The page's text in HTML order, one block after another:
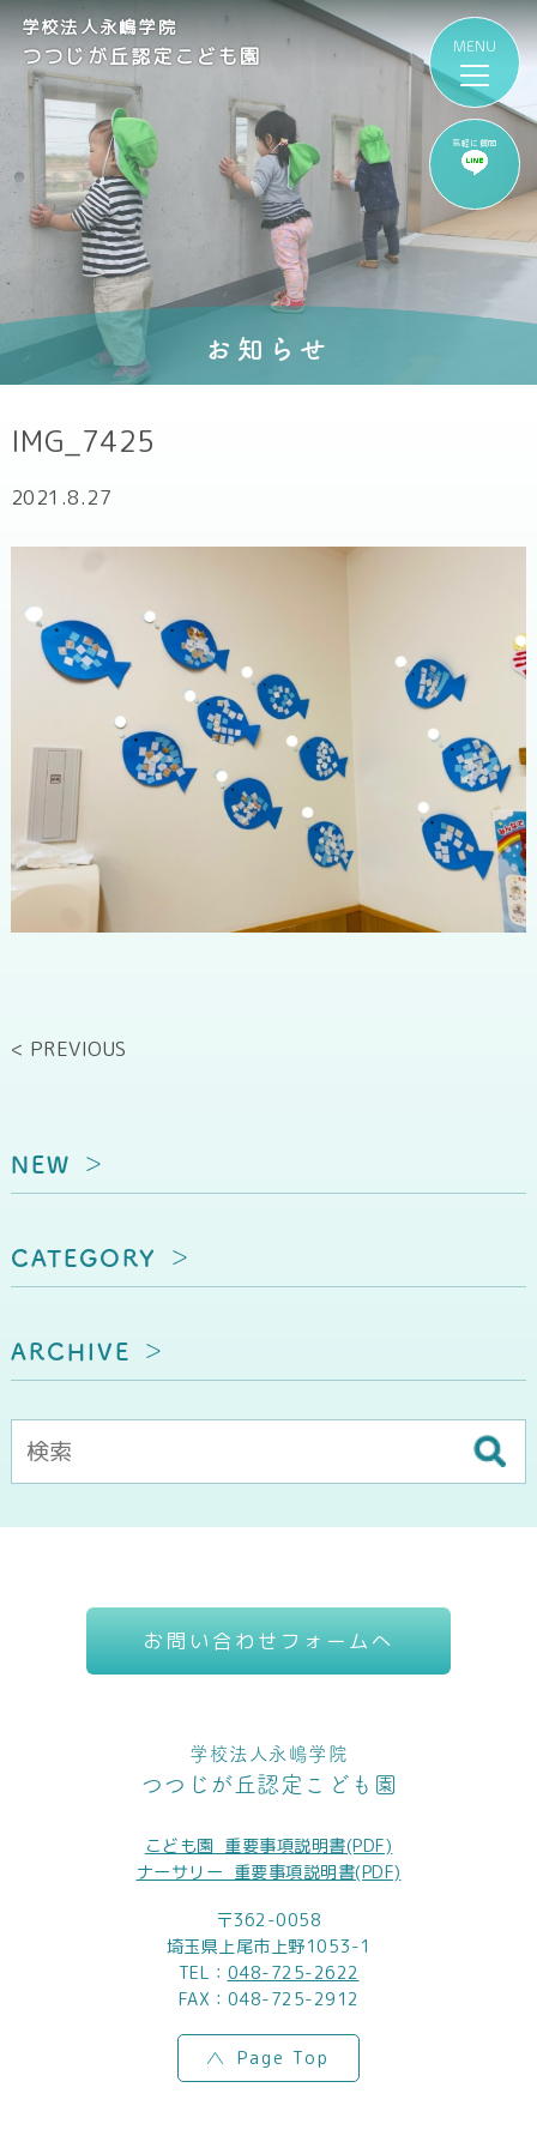
気軽に質問
学校法人永嶋学院
つつじが丘認定こども園
お知らせ
IMG_7425
2021.8.27
< PREVIOUS
NEW
CATEGORY
ARCHIVE
お問い合わせフォームへ
学校法人永嶋学院
つつじが丘認定こども園
こども園_重要事項説明書(PDF)
ナーサリー_重要事項説明書(PDF)
〒362-0058
埼玉県上尾市上野1053-1
TEL： 048-725-2622
FAX：048-725-2912
Page Top